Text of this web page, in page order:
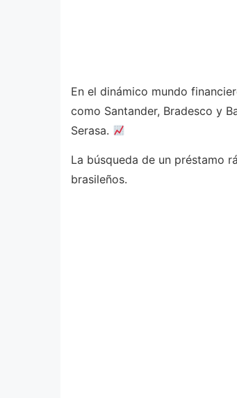
En el dinámico mundo
como Santander, Bradesco y
Serasa.
La búsqueda de un préstamo
brasileños.